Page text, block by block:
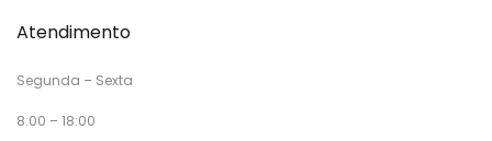
Atendimento
Segunda – Sexta
8:00 – 18:00